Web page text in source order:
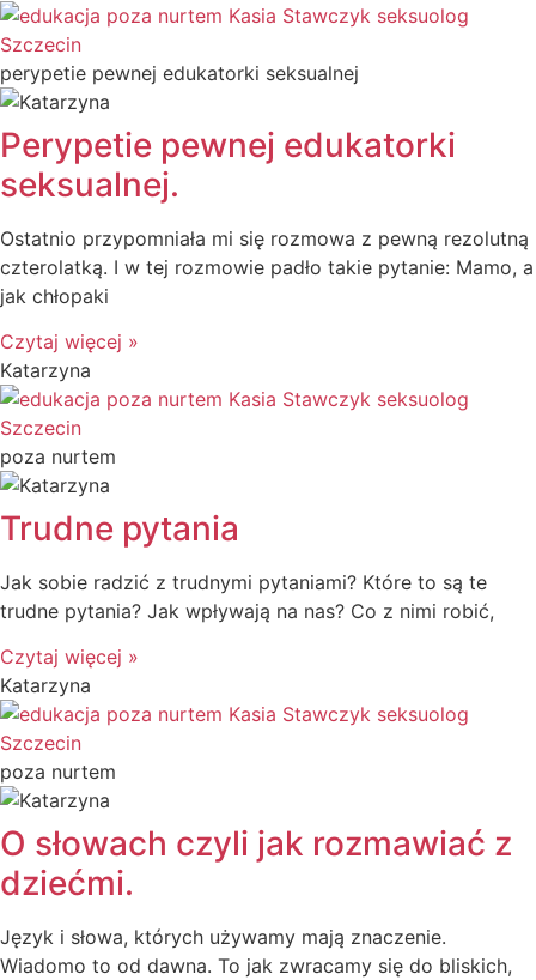
perypetie pewnej edukatorki seksualnej
Perypetie pewnej edukatorki
seksualnej.
Ostatnio przypomniała mi się rozmowa z pewną rezolutną
czterolatką. I w tej rozmowie padło takie pytanie: Mamo, a
jak chłopaki
Czytaj więcej »
Katarzyna
poza nurtem
Trudne pytania
Jak sobie radzić z trudnymi pytaniami? Które to są te
trudne pytania? Jak wpływają na nas? Co z nimi robić,
Czytaj więcej »
Katarzyna
poza nurtem
O słowach czyli jak rozmawiać z
dziećmi.
Język i słowa, których używamy mają znaczenie.
Wiadomo to od dawna. To jak zwracamy się do bliskich,